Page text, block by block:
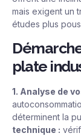
mais exigent un
études plus
plate
1. Analyse de
déterminent la
technique :